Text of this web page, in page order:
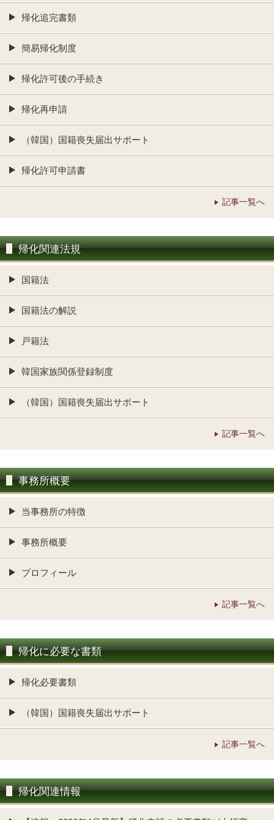
帰化追完書類
簡易帰化制度
帰化許可後の手続き
帰化再申請
（韓国）国籍喪失届出サポート
帰化許可申請書
記事一覧へ
帰化関連法規
国籍法
国籍法の解説
戸籍法
韓国家族関係登録制度
（韓国）国籍喪失届出サポート
記事一覧へ
事務所概要
当事務所の特徴
事務所概要
プロフィール
記事一覧へ
帰化に必要な書類
帰化必要書類
（韓国）国籍喪失届出サポート
記事一覧へ
帰化関連情報